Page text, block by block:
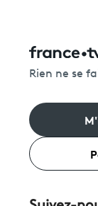
Rien ne se